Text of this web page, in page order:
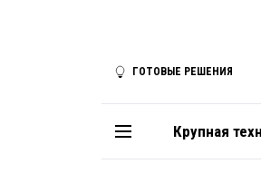
ГОТОВЫЕ РЕШЕНИЯ
Крупная